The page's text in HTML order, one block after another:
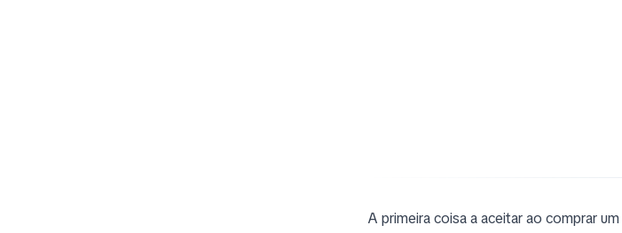
A primeira coisa a aceitar ao comprar um